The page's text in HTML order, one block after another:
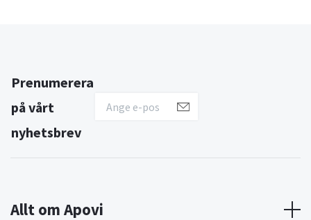
Prenumerera
på vårt
nyhetsbrev
Allt om Apovi